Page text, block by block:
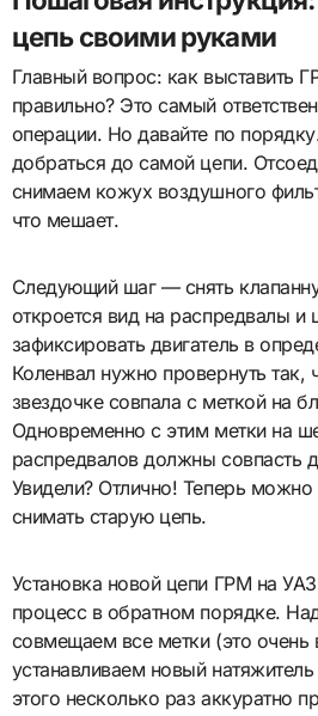
цепь своими руками
Главный вопрос: как выставить
правильно? Это самый
операции. Но давайте по
добраться до самой цепи.
снимаем кожух воздушного
что мешает.
Следующий шаг — снять
откроется вид на распредвалы и
зафиксировать двигатель в
Коленвал нужно провернуть так,
звездочке совпала с меткой на
Одновременно с этим метки на
распредвалов должны совпасть
Увидели? Отлично! Теперь можно
снимать старую цепь.
Установка новой цепи ГРМ на
процесс в обратном порядке.
совмещаем все метки (это очень
устанавливаем новый
этого несколько раз аккуратно